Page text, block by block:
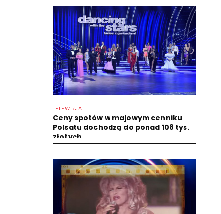
TELEWIZJA
Ceny spotów w majowym cenniku
Polsatu dochodzą do ponad 108 tys.
złotych